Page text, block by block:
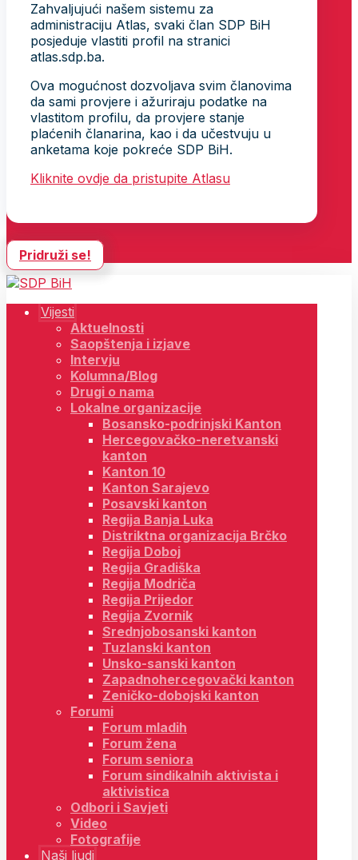
Zahvaljujući našem sistemu za
administraciju Atlas, svaki član SDP BiH
posjeduje vlastiti profil na stranici
atlas.sdp.ba.
Ova mogućnost dozvoljava svim članovima
da sami provjere i ažuriraju podatke na
vlastitom profilu, da provjere stanje
plaćenih članarina, kao i da učestvuju u
anketama koje pokreće SDP BiH.
Kliknite ovdje da pristupite Atlasu
Pridruži se!
Vijesti
Aktuelnosti
Saopštenja i izjave
Intervju
Kolumna/Blog
Drugi o nama
Lokalne organizacije
Bosansko-podrinjski Kanton
Hercegovačko-neretvanski
kanton
Kanton 10
Kanton Sarajevo
Posavski kanton
Regija Banja Luka
Distriktna organizacija Brčko
Regija Doboj
Regija Gradiška
Regija Modriča
Regija Prijedor
Regija Zvornik
Srednjobosanski kanton
Tuzlanski kanton
Unsko-sanski kanton
Zapadnohercegovački kanton
Zeničko-dobojski kanton
Forumi
Forum mladih
Forum žena
Forum seniora
Forum sindikalnih aktivista i
aktivistica
Odbori i Savjeti
Video
Fotografije
Naši ljudi